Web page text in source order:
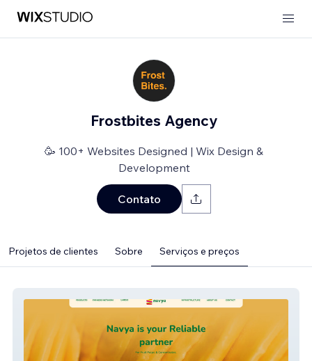
Frostbites Agency
🥳 100+ Websites Designed | Wix Design &
Development
Contato
Projetos de clientes Sobre Serviços e preços